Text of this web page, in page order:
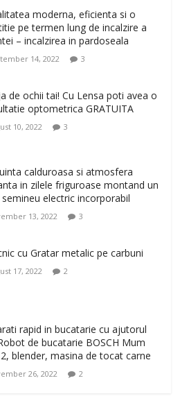
buna, Oglinda de baie cu mărire
sanatos si armonios dezvoltat,
Fitness-dispozitiv pentru
regenerat, fara riduri. Crema
Ivatherm pentru o piele neteda si
6, 2026 0
moderna, eficienta si o
pe termen lung de incalzire a
– incalzirea in pardoseala
14, 2022 3
de ochii tai! Cu Lensa poti avea o
optometrica GRATUITA
10, 2022 3
calduroasa si atmosfera
in zilele friguroase montand un
electric incorporabil
13, 2022 3
cu Gratar metalic pe carbuni
17, 2022 2
rapid in bucatarie cu ajutorul
de bucatarie BOSCH Mum
blender, masina de tocat carne
26, 2022 2